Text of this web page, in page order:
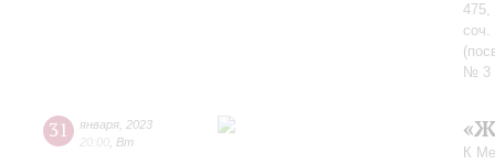
475,
№ 3
31 января 2023
20:00 Вт
К